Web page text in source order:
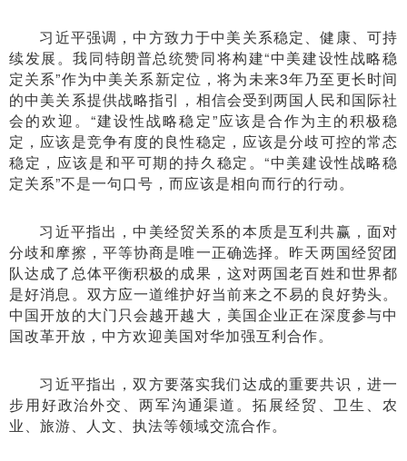
习近平强调，中方致力于中美关系稳定、健康、可持
续发展。我同特朗普总统赞同将构建“中美建设性战略稳
定关系”作为中美关系新定位，将为未来3年乃至更长时间
的中美关系提供战略指引，相信会受到两国人民和国际社
会的欢迎。“建设性战略稳定”应该是合作为主的积极稳
定，应该是竞争有度的良性稳定，应该是分歧可控的常态
稳定，应该是和平可期的持久稳定。“中美建设性战略稳
定关系”不是一句口号，而应该是相向而行的行动。
习近平指出，中美经贸关系的本质是互利共赢，面对
分歧和摩擦，平等协商是唯一正确选择。昨天两国经贸团
队达成了总体平衡积极的成果，这对两国老百姓和世界都
是好消息。双方应一道维护好当前来之不易的良好势头。
中国开放的大门只会越开越大，美国企业正在深度参与中
国改革开放，中方欢迎美国对华加强互利合作。
习近平指出，双方要落实我们达成的重要共识，进一
步用好政治外交、两军沟通渠道。拓展经贸、卫生、农
业、旅游、人文、执法等领域交流合作。